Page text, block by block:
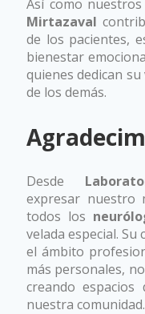
Así como
Mirtazaval
de los pacientes,
bienestar
quienes dedican
de los demás.
Desde
expresar nuestro
todos los
velada especial.
el ámbito
más personales,
creando
nuestra comunidad.